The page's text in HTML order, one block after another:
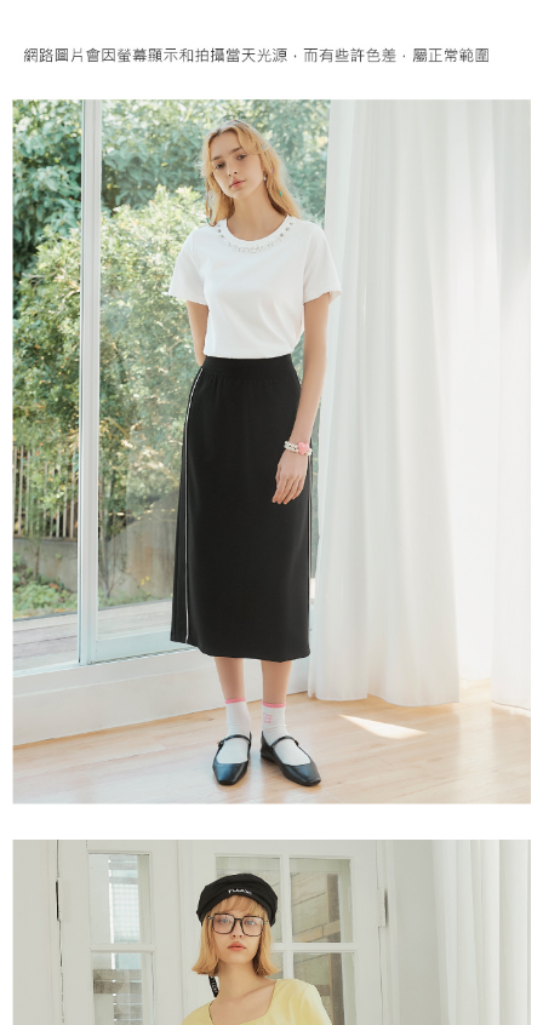
醒簡訊。
帳／街口支付／iPASS MONEY」等通路繳費。
【注意事項】
1.本服務係由「台灣大哥大股份有限公司」（以下簡稱本公司）所提供，讓
用戶於交易時，得透過本服務購買商品或服務，並由商店將買賣／分期付款
買賣價金債權讓與本公司後，依約使用本公司帳單繳交帳款。
2.基於同意付款使用「大哥付你分期」之契約關係目的，商店將以您的個人
資料（包含姓名、電話或地址）提供予台灣大哥大進項蒐集、處理及利用，
由本公司與您本人進行分期帳單所需資料之確認、核對及更正。
3.完整用戶服務條款，請詳閱以下連結：
https://oppay.tw/userRule
【「AFTEE先享後付」結帳流程】
結帳頁面，進行簡訊認證並確認金額後，即可完成結帳。
２．訂單成立數日內，您將收到繳費通知簡訊。
３．收到繳費通知簡訊後14天內，點擊此簡訊中的連結，可透過四大超商／
ATM／網路銀行／等多元方式進行付款，方視為交易完成。
※ 請注意：結帳手續完成當下不需立刻繳費，但若您需要取消訂單，請聯絡
購買商品的店家。未經商家同意取消之訂單仍視為有效，需透過AFTEE先享
後付繳納相關費用。
※ 交易是否成功請以「AFTEE先享後付 」之結帳頁面顯示為準，若有關於
是否繳費成功／繳費後需取消欲退款等相關疑問，請聯繫「AFTEE先享後付
客戶支援中心」https://netprotections.freshdesk.com/support/home
【注意事項】
１．透過由恩沛科技股份有限公司提供之「AFTEE先享後付」服務完成之交
易，需依本服務之必要範圍內提供個人資料，並將交易相關給付款項請求債
權轉讓予恩沛科技股份有限公司。
２．關於個人資料處理事宜，請瀏覽以下網址：
https://aftee.tw/terms/#terms3
３．未成年的使用者請事先徵得法定代理人或監護人之同意方可使用
「AFTEE先享後付」，若未經同意申辦者引起之損失，本公司不負相關責
任。
４．使用「AFTEE先享後付」時，將依據個別帳號之用戶狀況，依本公司即
時審查核予不同之上限額度；若仍有額度不足之情形，本公司將視審查結果
請求用戶進行身份認證。
５．嚴禁一人註冊多個帳號或使用他人資訊註冊。若發現惡意使用之情形，
恩沛科技股份有限公司將有權停止該用戶之使用額度並採取法律行動。
付款後全家取貨
萊爾富取貨付款
每筆NT$120，滿NT$2,500(含以上)免運費
付款後萊爾富取貨
每筆NT$120，滿NT$2,500(含以上)免運費
7-11取貨付款
每筆NT$120，滿NT$2,500(含以上)免運費
付款後7-11取貨
每筆NT$120，滿NT$2,500(含以上)免運費
宅配
每筆NT$120，滿NT$2,500(含以上)免運費
宅配離島
每筆NT$120，滿NT$2,500(含以上)免運費
付款後門市自取
免運費
海外配送